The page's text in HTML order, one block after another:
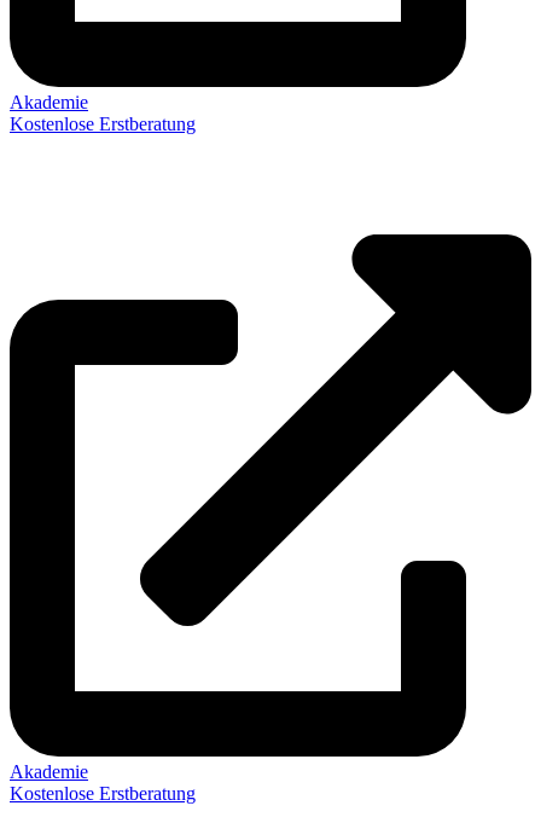
Akademie
Kostenlose Erstberatung
Akademie
Kostenlose Erstberatung